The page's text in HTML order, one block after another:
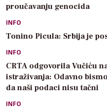
proučavanju genocida
INFO
Tonino Picula: Srbija je
INFO
CRTA odgovorila Vučiću
istraživanja: Odavno
da naši podaci nisu tačni
INFO